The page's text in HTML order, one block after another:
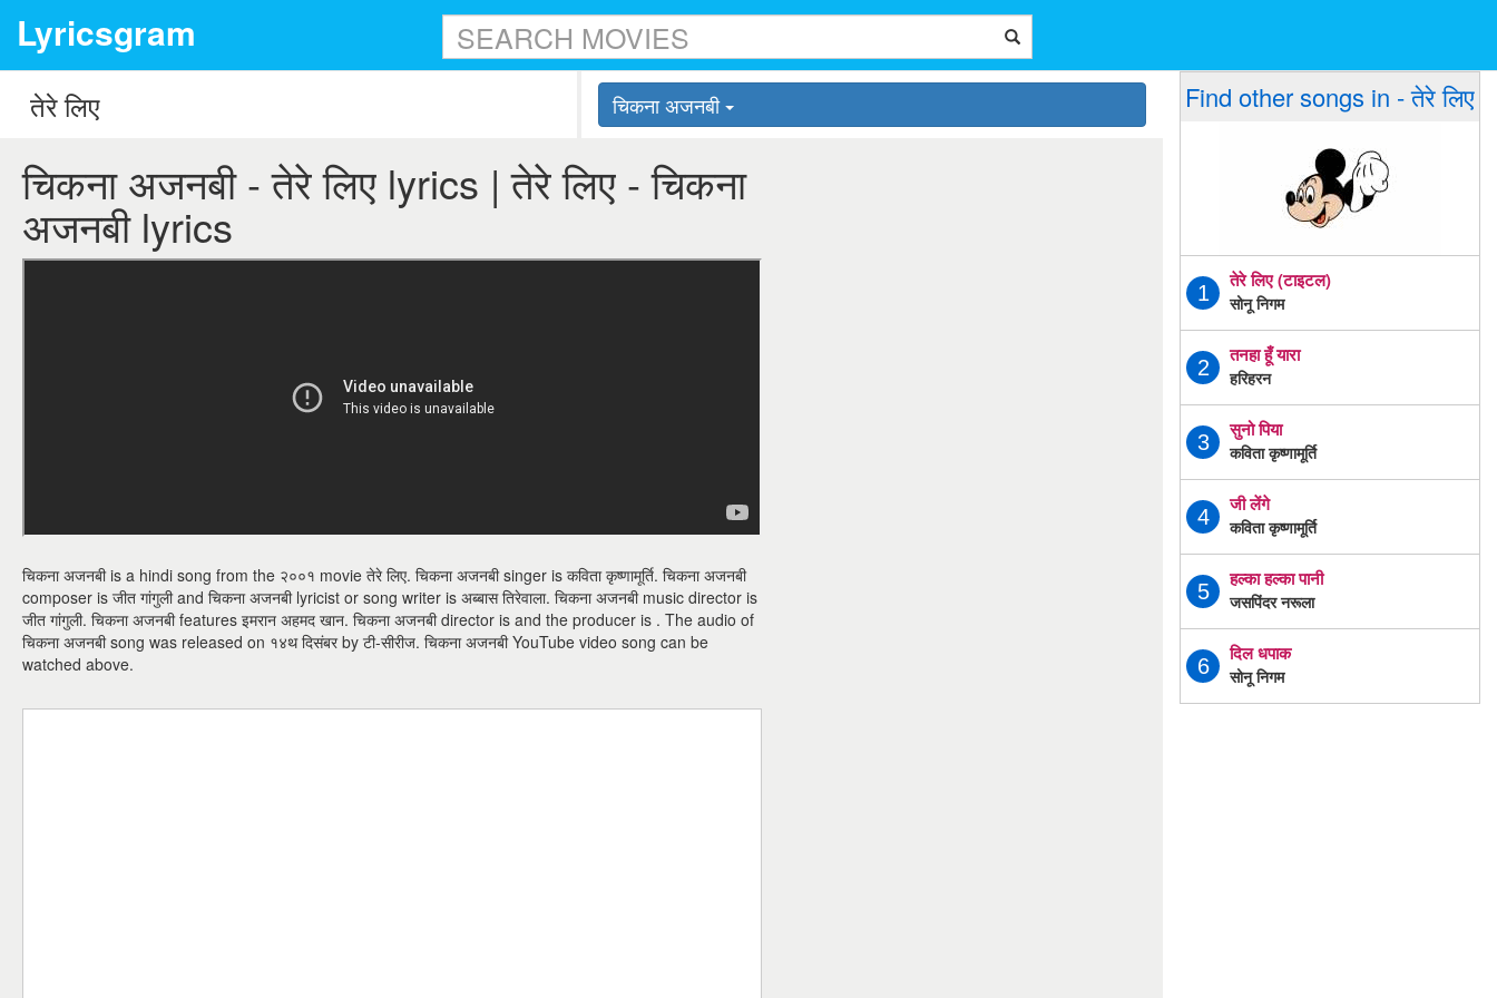
Lyricsgram
चिकना अजनबी
चिकना अजनबी - तेरे लिए lyrics | तेरे लिए - चिकना
अजनबी lyrics
चिकना अजनबी is a hindi song from the २००१ movie तेरे लिए. चिकना अजनबी singer is कविता कृष्णामूर्ति. चिकना अजनबी
composer is जीत गांगुली and चिकना अजनबी lyricist or song writer is अब्बास तिरेवाला. चिकना अजनबी music director is
जीत गांगुली. चिकना अजनबी features इमरान अहमद खान. चिकना अजनबी director is and the producer is . The audio of
चिकना अजनबी song was released on १४थ दिसंबर by टी-सीरीज. चिकना अजनबी YouTube video song can be
watched above.
Find other songs in - तेरे लिए
1
तेरे लिए (टाइटल)
सोनू निगम
2
तनहा हूँ यारा
हरिहरन
3
सुनो पिया
कविता कृष्णामूर्ति
4
जी लेंगे
कविता कृष्णामूर्ति
5
हल्का हल्का पानी
जसपिंदर नरूला
6
दिल धपाक
सोनू निगम